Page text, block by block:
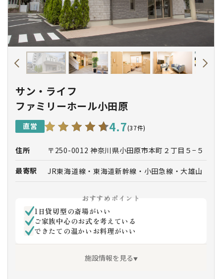
サン・ライフ
ファミリーホール小田原
直営 4.7(37件)
住所 〒250-0012 神奈川県小田原市本町２丁目５−５
最寄駅
JR東海道線・東海道新幹線・小田急線・大雄山
「小田原駅」東口7番乗場より「国府津」行き
又は「ダイナシティー」行き乗車、「青物町」
下車徒歩約１分
「小田原駅」東口よりタクシー約3分
おすすめポイント
1日貸切型の斎場がいい
ご家族中心のお式を考えている
できたての温かいお料理がいい
施設情報を見る